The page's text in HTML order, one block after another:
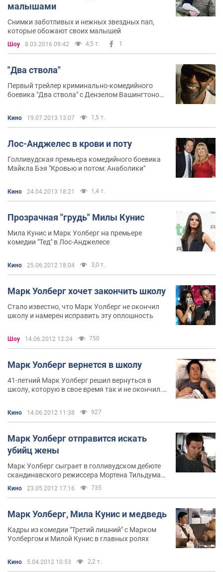
малышами
Снимки заботливых и нежных звездных пап,
которые обожают своих малышей
Шоу 8.03.2016 09:42 4,5 т. 1
"Два ствола"
Первый трейлер криминально-комедийного
боевика "Два ствола" с Дензелом Вашингтоном
Кино 19.07.2013 13:07 1,5 т.
Лос-Анджелес в крови и поту
Голливудская премьера комедийного боевика
Майкла Бэя "Кровью и потом: Анаболики"
Кино 24.04.2013 18:21 1,4 т.
Прозрачная "грудь" Милы Кунис
Мила Кунис и Марк Уолберг на премьере
комедии "Тед" в Лос-Анджелесе
Кино 25.06.2012 18:04 3,0 т.
Марк Уолберг хочет закончить школу
Стало известно, что Марк Уолберг не окончил
школу и намерен исправить эту оплошность
Шоу 14.06.2012 12:24 750
Марк Уолберг вернется в школу
41-летний Марк Уолберг решил вернуться в
школу, которую в свое время так и не окончил.
Кино 14.06.2012 11:38 927
Марк Уолберг отправится искать
убийц жены
Марк Уолберг сыграет в голливудском дебюте
скандинавского режиссера Мортена Тильдума
под названием The Disciple Program
Кино 23.05.2012 17:16 735
Марк Уолберг, Мила Кунис и медведь
Кадры из комедии "Третий лишний" с Марком
Уолбергом и Милой Кунис в главных ролях
Кино 5.04.2012 10:53 2,2 т.